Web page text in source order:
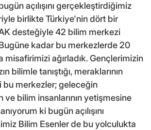
açılışını gerçekleştirdiğimiz
birlikte Türkiye'nin dört bir
desteğiyle 42 bilim merkezi
kadar bu merkezlerde 20
misafirimizi ağırladık. Gençlerimizin
bilimle tanıştığı, meraklarının
bu merkezler; geleceğin
ve bilim insanlarının yetişmesine
ki bugün açılışını
Bilim Esenler de bu yolculukta